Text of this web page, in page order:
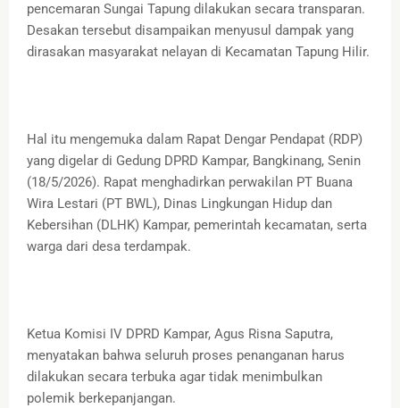
pencemaran Sungai Tapung dilakukan secara transparan.
Desakan tersebut disampaikan menyusul dampak yang
dirasakan masyarakat nelayan di Kecamatan Tapung Hilir.
Hal itu mengemuka dalam Rapat Dengar Pendapat (RDP)
yang digelar di Gedung DPRD Kampar, Bangkinang, Senin
(18/5/2026). Rapat menghadirkan perwakilan PT Buana
Wira Lestari (PT BWL), Dinas Lingkungan Hidup dan
Kebersihan (DLHK) Kampar, pemerintah kecamatan, serta
warga dari desa terdampak.
Ketua Komisi IV DPRD Kampar, Agus Risna Saputra,
menyatakan bahwa seluruh proses penanganan harus
dilakukan secara terbuka agar tidak menimbulkan
polemik berkepanjangan.